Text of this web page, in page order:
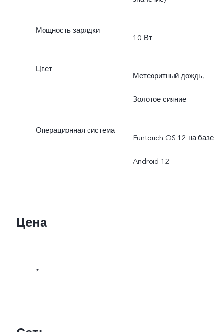
Мощность зарядки
10 Вт
Цвет
Метеоритный дождь,
Золотое сияние
Операционная система
Funtouch OS 12 на базе
Android 12
Цена
*